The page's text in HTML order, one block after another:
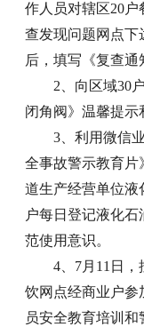
作人员对辖区20
查发现问题网点下
后，填写《复查通
2、向区域30
闭角阀》温馨提示
3、利用微信
全事故警示教育片
道生产经营单位液
户每日登记液化
范使用意识。
4、7月11日
饮网点经商业户参
员安全教育培训